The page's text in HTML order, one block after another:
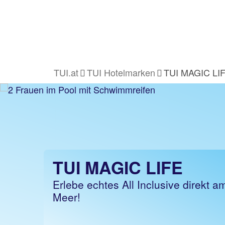
TUI.at TUI Hotelmarken TUI MAGIC
TUI MAGIC LIFE
Erlebe echtes All Inclusive direkt
Meer!